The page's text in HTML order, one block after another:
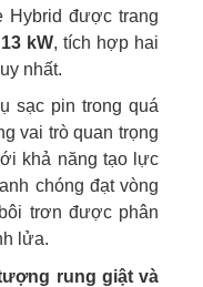
Hybrid được trang
kW, tích hợp hai
nhất.
sạc pin trong quá
vai trò quan trọng
khả năng tạo lực
chóng đạt vòng
trơn được phân
lửa.
rung giật và